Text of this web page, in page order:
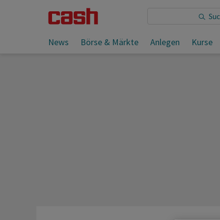
News Börse & Märkte Anlegen Kurse
Sie lesen: